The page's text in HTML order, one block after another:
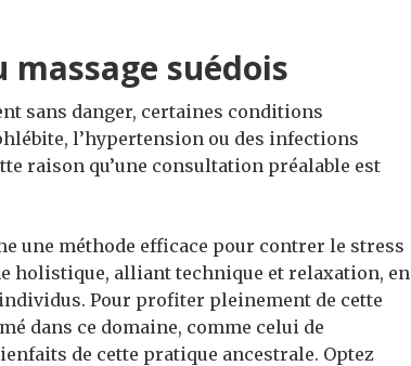
suédois
sans danger, certaines conditions
l’hypertension ou des infections
raison qu’une consultation préalable est
une méthode efficace pour contrer le stress
holistique, alliant technique et relaxation, en
Pour profiter pleinement de cette
dans ce domaine, comme celui de
de cette pratique ancestrale. Optez